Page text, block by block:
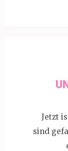
Jetzt
sind